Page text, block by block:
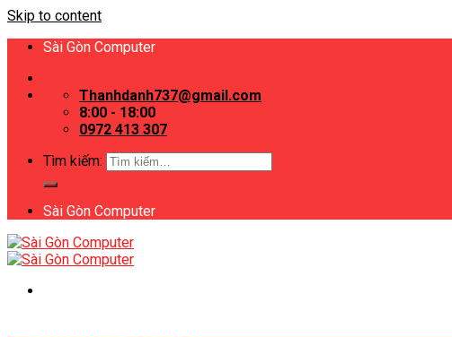
Skip to content
Sài Gòn Computer
Thanhdanh737@gmail.com
8:00 - 18:00
0972 413 307
Tìm kiếm:
Sài Gòn Computer